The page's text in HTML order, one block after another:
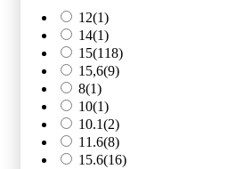
12(1)
14(1)
15(118)
15,6(9)
8(1)
10(1)
10.1(2)
11.6(8)
15.6(16)